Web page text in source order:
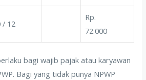
/ 12
Rp.
72.000
bagi wajib pajak atau karyawan
Bagi yang tidak punya NPWP